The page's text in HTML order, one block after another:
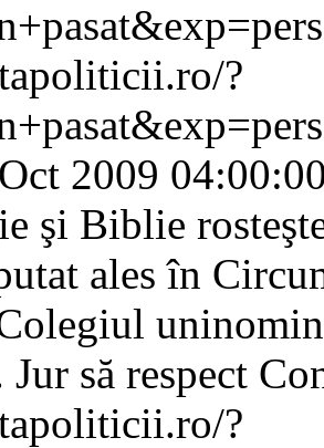
?
2009
şi Biblie
ales în
Jur să respect
?